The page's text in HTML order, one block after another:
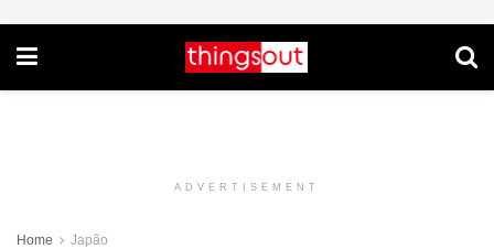
ADVERTISEMENT
Home Japão